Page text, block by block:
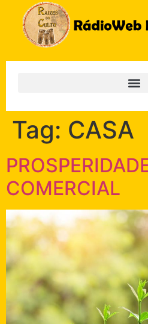
Tag: CASA
COMERCIAL